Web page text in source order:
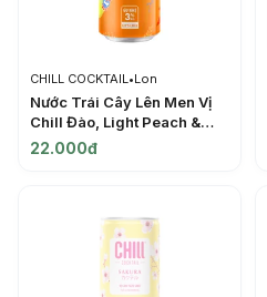
CHILL COCKTAIL•Lon
Nước Trái Cây Lên Men Vị
Chill Đào, Light Peach &
Vodka, 3% (330ml) - CHILL
22.000đ